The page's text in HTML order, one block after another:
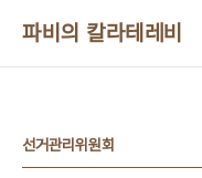
파비의 칼라테레비
선거관리위원회